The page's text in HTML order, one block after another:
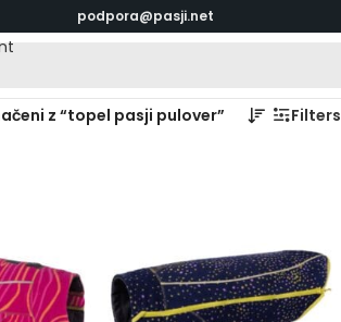
podpora@pasji.net
z “topel pasji pulover” Filters